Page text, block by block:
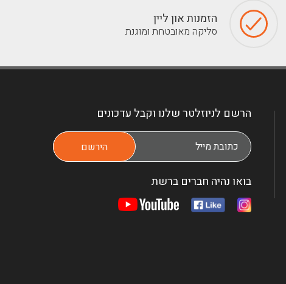
הזמנות און ליין
סליקה מאובטחת ומוגנת
הרשם לניוזלטר שלנו וקבל עדכונים
בואו נהיה חברים ברשת